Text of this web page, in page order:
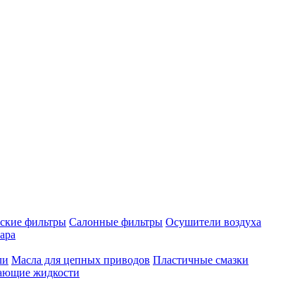
фильтры Салонные фильтры Осушители воздуха
Масла для цепных приводов Пластичные смазки
жидкости